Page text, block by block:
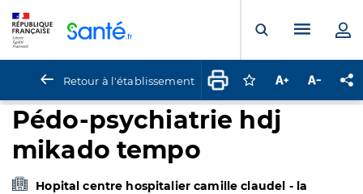
Ouvrir laMenu
Retour à l'établissement Connectez-vous
Augmenter la
Pédo-psychiatrie hdj
mikado tempo
Hopital centre hospitalier camille claudel - la